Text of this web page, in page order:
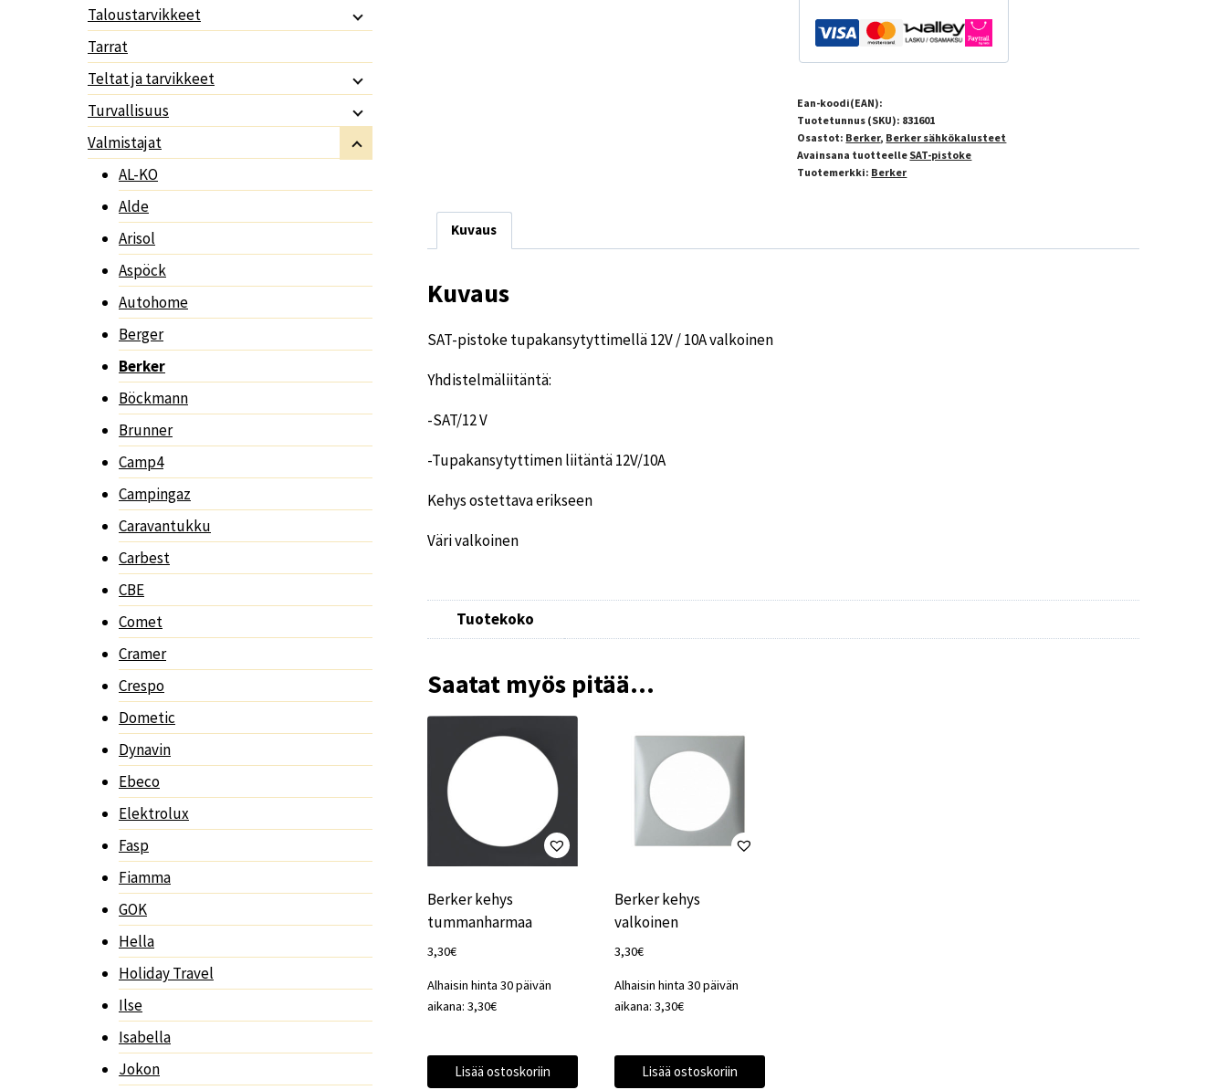
Ean-koodi(EAN):
Tuotetunnus (SKU): 831601
Osastot: Berker, Berker sähkökalusteet
Avainsana tuotteelle SAT-pistoke
Tuotemerkki: Berker
Kuvaus
Kuvaus
SAT-pistoke tupakansytyttimellä 12V / 10A valkoinen
Yhdistelmäliitäntä:
-SAT/12 V
-Tupakansytyttimen liitäntä 12V/10A
Kehys ostettava erikseen
Väri valkoinen
Tuotekoko
Saatat myös pitää...
Berker kehys
tummanharmaa
3,30€
Alhaisin hinta 30 päivän
aikana: 3,30€
Lisää ostoskoriin
Berker kehys
valkoinen
3,30€
Alhaisin hinta 30 päivän
aikana: 3,30€
Lisää ostoskoriin
Taloustarvikkeet
Tarrat
Teltat ja tarvikkeet
Turvallisuus
Valmistajat
AL-KO
Alde
Arisol
Aspöck
Autohome
Berger
Berker
Böckmann
Brunner
Camp4
Campingaz
Caravantukku
Carbest
CBE
Comet
Cramer
Crespo
Dometic
Dynavin
Ebeco
Elektrolux
Fasp
Fiamma
GOK
Hella
Holiday Travel
Ilse
Isabella
Jokon